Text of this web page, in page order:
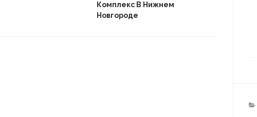
Комплекс В Нижнем
Новгороде